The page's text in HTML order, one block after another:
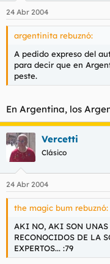
24 Abr 2004
argentinita rebuznó:
A pedido expreso del
para decir que en
peste.
En Argentina, los
Vercetti
Clásico
24 Abr 2004
the magic bum rebuznó:
AKI NO, AKI SON UNAS
RECONOCIDOS DE LA
EXPERTOS... :79